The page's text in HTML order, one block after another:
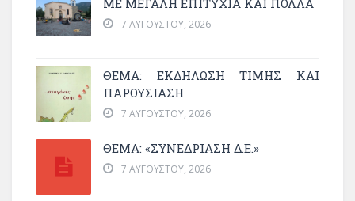
ΜΕ ΜΕΓΆΛΗ ΕΠΙΤΥΧΊΑ ΚΑΙ ΠΟΛΛΆ
7 ΑΥΓΟΎΣΤΟΥ, 2026
ΘΈΜΑ: ΕΚΔΉΛΩΣΗ ΤΙΜΉΣ ΚΑΙ
ΠΑΡΟΥΣΊΑΣΗ
7 ΑΥΓΟΎΣΤΟΥ, 2026
ΘΕΜΑ: «ΣΥΝΕΔΡΊΑΣΗ Δ.Ε.»
7 ΑΥΓΟΎΣΤΟΥ, 2026